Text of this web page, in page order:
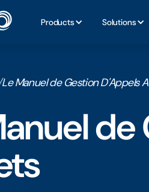
Products Solutions
Le Manuel de Gestion D'Appels